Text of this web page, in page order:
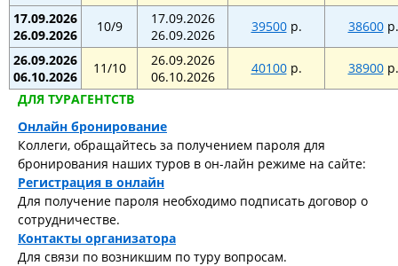
17.09.2026
26.09.2026
10/9
17.09.2026
26.09.2026
39500р. 38600р.
26.09.2026
06.10.2026
11/10
26.09.2026
06.10.2026
40100р. 38900р.
ДЛЯ ТУРАГЕНТСТВ
Онлайн бронирование
Коллеги, обращайтесь за получением пароля для
бронирования наших туров в он-лайн режиме на сайте:
Регистрация в онлайн
Для получение пароля необходимо подписать договор о
сотрудничестве.
Контакты организатора
Для связи по возникшим по туру вопросам.